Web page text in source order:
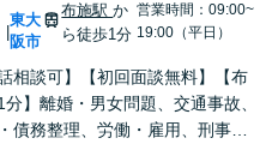
|
東大
阪市
布施駅か
ら徒歩1分
営業時間：09:00~
19:00（平日）
話相談可】【初回面談無料】【布
分】離婚・男女問題、交通事故、
債務整理、労働・雇用、刑事事